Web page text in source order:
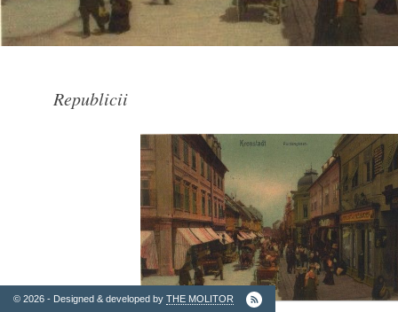
Ordinul
© 2026 - Designed & developed by THE MOLITOR
Republicii